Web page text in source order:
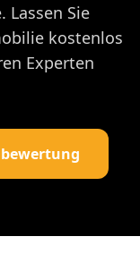
Sie
kostenlos
Experten